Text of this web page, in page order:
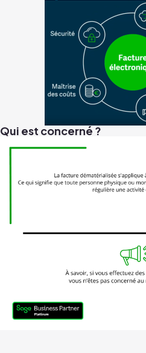
Qui est concerné ?